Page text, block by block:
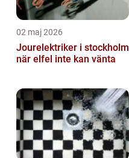
02 maj 2026
Jourelektriker i stockholm
när elfel inte kan vänta